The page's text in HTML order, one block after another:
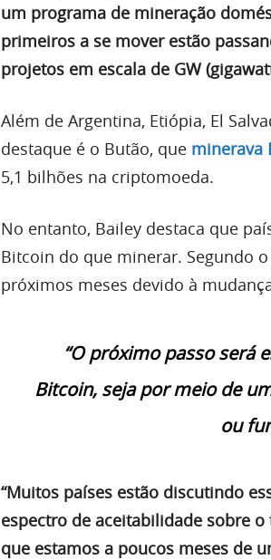
um programa de mineração
primeiros a se mover estão
projetos em escala de GW
Além de Argentina, Etiópia, El
destaque é o Butão, que minerava
5,1 bilhões na criptomoeda.
No entanto, Bailey destaca que
Bitcoin do que minerar. Segundo
próximos meses devido à
“O próximo passo será
Bitcoin, seja por meio de
ou
“Muitos países estão discutindo
espectro de aceitabilidade sobre
que estamos a poucos meses de